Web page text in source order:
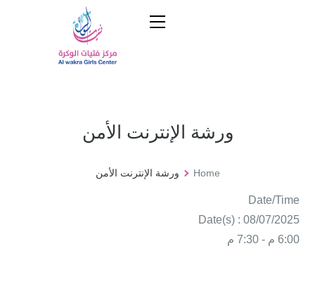
ورشة الإنترنت الأمن
Home ورشة الإنترنت الأمن
Date/Time
Date(s) : 08/07/2025
6:00 م - 7:30 م